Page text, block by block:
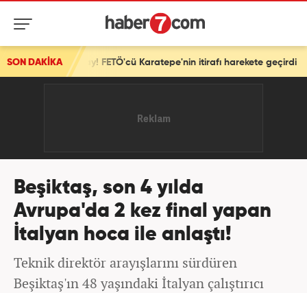
SON DAKİKA
FETÖ'cü Karatepe'nin itirafı harekete geçirdi
Beşiktaş, son 4 yılda
Avrupa'da 2 kez final yapan
İtalyan hoca ile anlaştı!
Teknik direktör arayışlarını sürdüren
Beşiktaş'ın 48 yaşındaki İtalyan çalıştırıcı